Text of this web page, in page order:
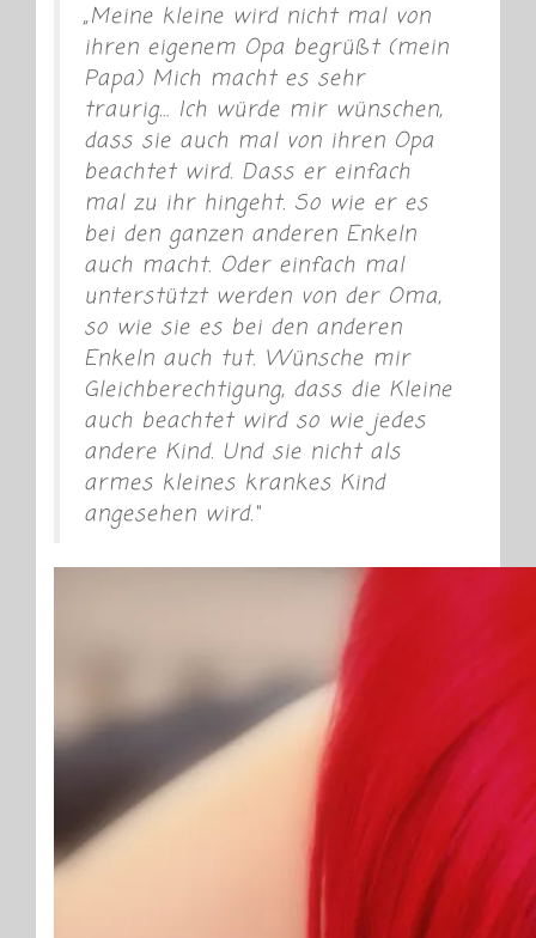
„Meine kleine wird nicht mal von
ihren eigenem Opa begrüßt (mein
Papa) Mich macht es sehr
traurig… Ich würde mir wünschen,
dass sie auch mal von ihren Opa
beachtet wird. Dass er einfach
mal zu ihr hingeht. So wie er es
bei den ganzen anderen Enkeln
auch macht. Oder einfach mal
unterstützt werden von der Oma,
so wie sie es bei den anderen
Enkeln auch tut. Wünsche mir
Gleichberechtigung, dass die Kleine
auch beachtet wird so wie jedes
andere Kind. Und sie nicht als
armes kleines krankes Kind
angesehen wird.“